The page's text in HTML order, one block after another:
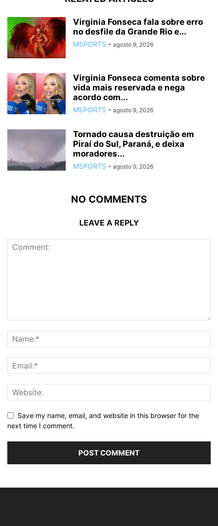
Virginia Fonseca fala sobre erro
no desfile da Grande Rio e...
M5PORTS - agosto 9, 2026
Virginia Fonseca comenta sobre
vida mais reservada e nega
acordo com...
M5PORTS - agosto 9, 2026
Tornado causa destruição em
Piraí do Sul, Paraná, e deixa
moradores...
M5PORTS - agosto 9, 2026
NO COMMENTS
LEAVE A REPLY
Save my name, email, and website in this browser for the
next time I comment.